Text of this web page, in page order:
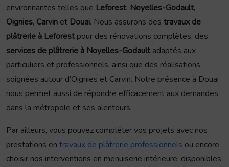
environnantes telles que Leforest, Noyelles-Godault,
Oignies, Carvin et Douai. Nous assurons des travaux de
plâtrerie à Leforest pour des rénovations complètes, des
services de plâtrerie à Noyelles-Godault adaptés aux
particuliers et professionnels, ainsi que des réalisations
soignées autour d’Oignies et Carvin. Notre présence à Douai
nous permet aussi de répondre efficacement aux demandes
dans la métropole et ses alentours.
Par ailleurs, vous pouvez compléter vos projets avec nos
prestations en travaux de plâtrerie professionnels ou encore
choisir nos interventions en menuiserie intérieure, disponibles